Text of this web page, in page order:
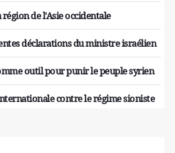
de l'Asie occidentale
déclarations du ministre israélien
outil pour punir le peuple syrien
contre le régime sioniste